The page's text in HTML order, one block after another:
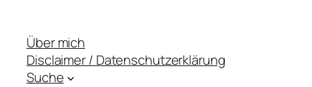
Über mich
Disclaimer / Datenschutzerklärung
Suche